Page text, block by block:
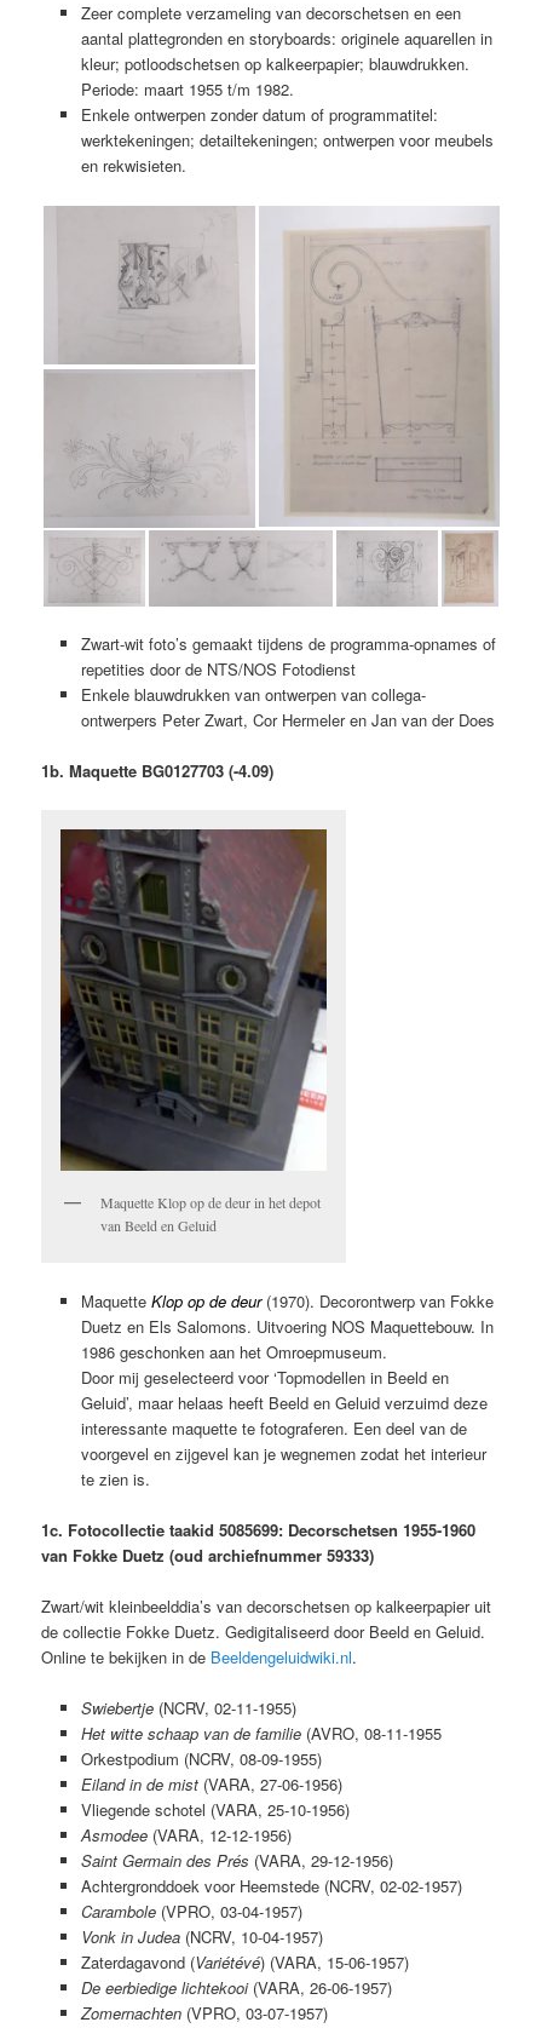
Zeer complete verzameling van decorschetsen en een
aantal plattegronden en storyboards: originele aquarellen in
kleur; potloodschetsen op kalkeerpapier; blauwdrukken.
Periode: maart 1955 t/m 1982.
Enkele ontwerpen zonder datum of programmatitel:
werktekeningen; detailtekeningen; ontwerpen voor meubels
en rekwisieten.
Zwart-wit foto’s gemaakt tijdens de programma-opnames of
repetities door de NTS/NOS Fotodienst
Enkele blauwdrukken van ontwerpen van collega-
ontwerpers Peter Zwart, Cor Hermeler en Jan van der Does
1b. Maquette BG0127703 (-4.09)
Maquette Klop op de deur in het depot
van Beeld en Geluid
Maquette Klop op de deur(1970). Decorontwerp van Fokke
Duetz en Els Salomons. Uitvoering NOS Maquettebouw. In
1986 geschonken aan het Omroepmuseum.
Door mij geselecteerd voor ‘Topmodellen in Beeld en
Geluid’, maar helaas heeft Beeld en Geluid verzuimd deze
interessante maquette te fotograferen. Een deel van de
voorgevel en zijgevel kan je wegnemen zodat het interieur
te zien is.
1c. Fotocollectie taakid 5085699: Decorschetsen 1955-1960
van Fokke Duetz (oud archiefnummer 59333)
Zwart/wit kleinbeelddia’s van decorschetsen op kalkeerpapier uit
de collectie Fokke Duetz. Gedigitaliseerd door Beeld en Geluid.
Online te bekijken in de Beeldengeluidwiki.nl.
Swiebertje(NCRV, 02-11-1955)
Het witte schaap van de familie(AVRO, 08-11-1955
Orkestpodium (NCRV, 08-09-1955)
Eiland in de mist(VARA, 27-06-1956)
Vliegende schotel (VARA, 25-10-1956)
Asmodee(VARA, 12-12-1956)
Saint Germain des Prés (VARA, 29-12-1956)
Achtergronddoek voor Heemstede (NCRV, 02-02-1957)
Carambole(VPRO, 03-04-1957)
Vonk in Judea(NCRV, 10-04-1957)
Zaterdagavond (Variétévé) (VARA, 15-06-1957)
De eerbiedige lichtekooi(VARA, 26-06-1957)
Zomernachten(VPRO, 03-07-1957)